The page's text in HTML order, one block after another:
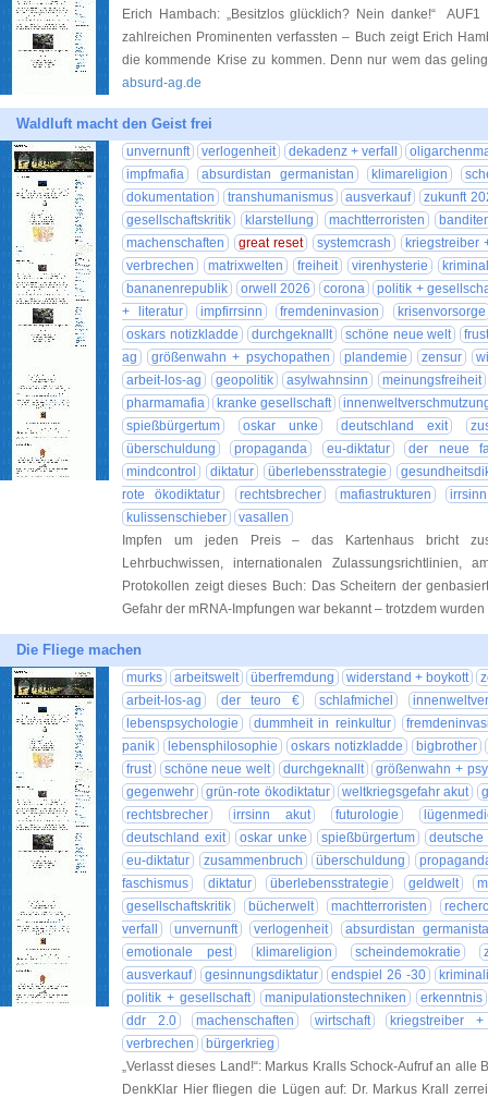
Erich Hambach: „Besitzlos glücklich? Nein danke!“
zahlreichen Prominenten verfassten – Buch zeigt Erich
die kommende Krise zu kommen. Denn nur wem das
absurd-ag.de
Waldluft macht den Geist frei
unvernunft verlogenheit dekadenz + verfall
impfmafia
absurdistan germanistan klimareligion
dokumentation
transhumanismus ausverkauf
zukunft
gesellschaftskritik
klarstellung machtterroristen
machenschaften
great reset systemcrash
kriegstreiber
verbrechen
matrixwelten freiheit virenhysterie
bananenrepublik
orwell 2026 corona
politik +
+ literatur
impfirrsinn fremdeninvasion
krisenvorsorge
oskars notizkladde
durchgeknallt schöne neue welt
ag
größenwahn + psychopathen plandemie zensur
arbeit-los-ag
geopolitik asylwahnsinn
meinungsfreiheit
pharmamafia
kranke gesellschaft
spießbürgertum
oskar unke deutschland exit
überschuldung
propaganda eu-diktatur
der neue
mindcontrol
diktatur überlebensstrategie
rote ökodiktatur
rechtsbrecher mafiastrukturen
kulissenschieber
vasallen
Impfen um jeden Preis – das Kartenhaus bricht
Lehrbuchwissen, internationalen Zulassungsrichtlinien,
Protokollen zeigt dieses Buch: Das Scheitern der
Gefahr der mRNA-Impfungen war bekannt – trotzdem
Die Fliege machen
murks arbeitswelt überfremdung widerstand + boykott
arbeit-los-ag
der teuro € schlafmichel
lebenspsychologie
dummheit in reinkultur
panik
lebensphilosophie oskars notizkladde
bigbrother
frust
schöne neue welt durchgeknallt
größenwahn +
gegenwehr
grün-rote ökodiktatur weltkriegsgefahr akut
rechtsbrecher
irrsinn akut futurologie
deutschland exit
oskar unke spießbürgertum
deutsche
eu-diktatur
zusammenbruch überschuldung
faschismus
diktatur überlebensstrategie geldwelt
gesellschaftskritik
bücherwelt machtterroristen
verfall
unvernunft verlogenheit
absurdistan
emotionale pest
klimareligion scheindemokratie
ausverkauf
gesinnungsdiktatur endspiel 26 -30
politik + gesellschaft
manipulationstechniken
erkenntnis
ddr 2.0
machenschaften wirtschaft
kriegstreiber
verbrechen
bürgerkrieg
„Verlasst dieses Land!“: Markus Kralls Schock-Aufruf an
DenkKlar Hier fliegen die Lügen auf: Dr. Markus Krall